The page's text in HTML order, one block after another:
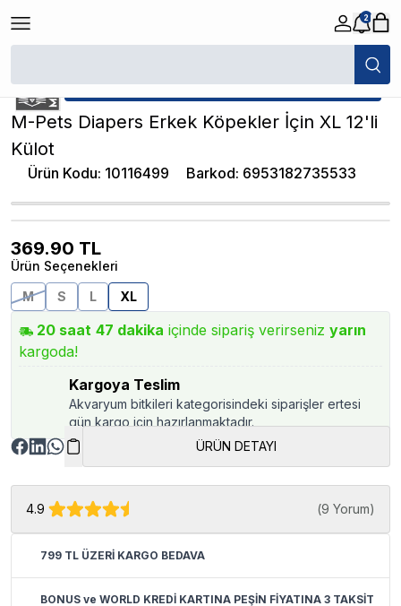
2
/ M-Pets Diapers Erkek
★ Atakan Petshop, M-Pets yetkili satıcısıdır.
M-Pets Diapers Erkek Köpekler İçin XL 12'li
Külot
Ürün Kodu: 10116499 Barkod: 6953182735533
369.90 TL
Ürün Seçenekleri
M
S L XL
20 saat 47 dakika içinde sipariş verirseniz yarın
kargoda!
Kargoya Teslim
Akvaryum bitkileri kategorisindeki siparişler ertesi
gün kargo için hazırlanmaktadır.
ÜRÜN DETAYI
4.9 (9 Yorum)
799 TL ÜZERİ KARGO BEDAVA
BONUS ve WORLD KREDİ KARTINA PEŞİN FİYATINA 3 TAKSİT